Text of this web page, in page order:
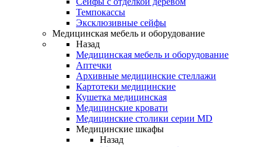
Темпокассы
Эксклюзивные сейфы
Медицинская мебель и оборудование
Назад
Медицинская мебель и оборудование
Аптечки
Архивные медицинские стеллажи
Картотеки медицинские
Кушетка медицинская
Медицинские кровати
Медицинские столики серии MD
Медицинские шкафы
Назад